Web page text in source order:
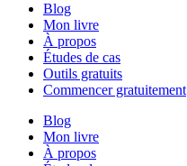
Blog
Mon livre
À propos
Études de cas
Outils gratuits
Commencer gratuitement
Blog
Mon livre
À propos